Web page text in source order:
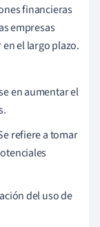
financieras
empresas
el largo plazo.
en aumentar el
refiere a tomar
del uso de